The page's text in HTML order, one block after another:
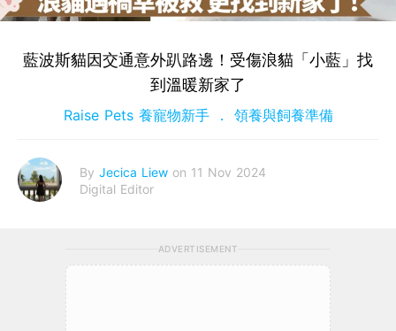
藍波斯貓因交通意外趴路邊！受傷浪貓「小藍」找
到溫暖新家了
Raise Pets 養寵物新手 領養與飼養準備
By Jecica Liew on 11 Nov 2024
Digital Editor
ADVERTISEMENT